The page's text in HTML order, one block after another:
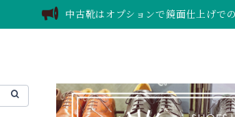
中古靴はオプションで鏡面仕上げで